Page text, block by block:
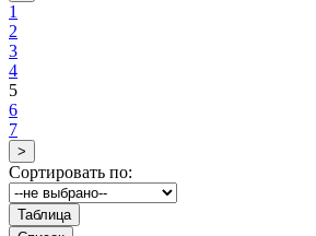
1
2
3
4
5
6
7
Сортировать по: